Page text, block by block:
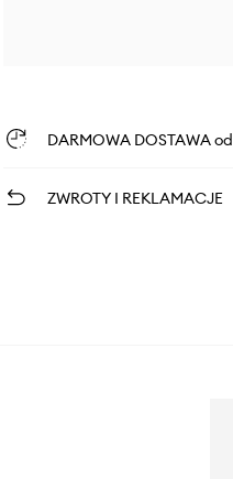
DARMOWA DOSTAWA od
ZWROTY I REKLAMACJE